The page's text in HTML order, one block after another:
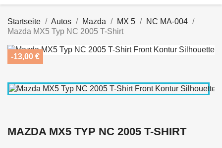
Startseite Autos Mazda MX 5
NC MA-004
Mazda MX5 Typ NC 2005 T-Shirt
-13,00 €
MAZDA MX5 TYP NC 2005 T-SHIRT